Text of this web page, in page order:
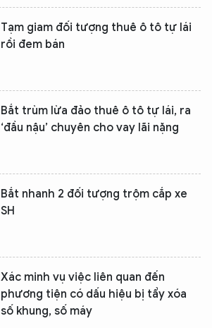
Tạm giam đối tượng thuê ô tô tự lái
rồi đem bán
Bắt trùm lừa đảo thuê ô tô tự lái, ra
‘đầu nậu’ chuyên cho vay lãi nặng
Bắt nhanh 2 đối tượng trộm cắp xe
SH
Xác minh vụ việc liên quan đến
phương tiện có dấu hiệu bị tẩy xóa
số khung, số máy